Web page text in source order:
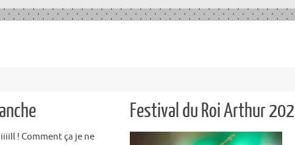
! Comment ça je ne
Festival du Roi Arthur